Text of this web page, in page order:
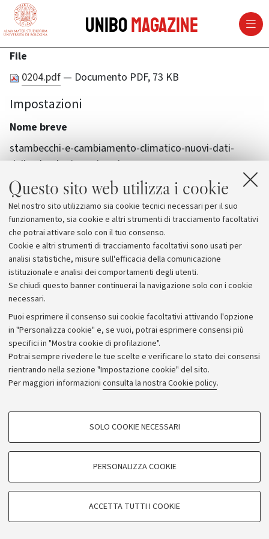
Questo sito web utilizza i cookie
Nel nostro sito utilizziamo sia cookie tecnici necessari per il suo
funzionamento, sia cookie e altri strumenti di tracciamento facoltativi
che potrai attivare solo con il tuo consenso.
Cookie e altri strumenti di tracciamento facoltativi sono usati per
analisi statistiche, misure sull'efficacia della comunicazione
istituzionale e analisi dei comportamenti degli utenti.
Se chiudi questo banner continuerai la navigazione solo con i cookie
necessari.
Puoi esprimere il consenso sui cookie facoltativi attivando l'opzione
in "Personalizza cookie" e, se vuoi, potrai esprimere consensi più
specifici in "Mostra cookie di profilazione".
Potrai sempre rivedere le tue scelte e verificare lo stato dei consensi
rientrando nella sezione "Impostazione cookie" del sito.
Per maggiori informazioni consulta la nostra Cookie policy.
COOKIE DI PROFILAZIONE - FACOLTATIVI
COOKIE TECNICI - NECESSARI
Si tratta di cookie tecnici utilizzati, a titolo esemplificativo, per il corretto
SOLO COOKIE NECESSARI
PERSONALIZZA COOKIE
ACCETTA TUTTI I COOKIE
vai al contenuto della pagina
UniboMagazine
File
0204.pdf — Documento PDF, 73 KB
Impostazioni
Nome breve
stambecchi-e-cambiamento-climatico-nuovi-dati-
dallarcheologia-preistorica-1
Archivio
Comunicati stampa
Redazione
Rassegna stampa
© Copyright 2026 - ALMA MATER STUDIORUM - Università di
Bologna - Via Zamboni, 33 - 40126 Bologna - PI: 01131710376 -
CF: 80007010376
Privacy
Note legali Impostazioni Cookie